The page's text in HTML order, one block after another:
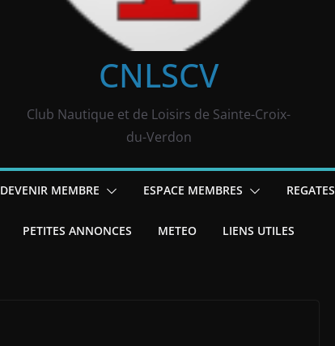
CNLSCV
Club Nautique et de Loisirs de Sainte-Croix-
du-Verdon
DEVENIR MEMBRE ESPACE MEMBRES REGATES
PETITES ANNONCES METEO LIENS UTILES